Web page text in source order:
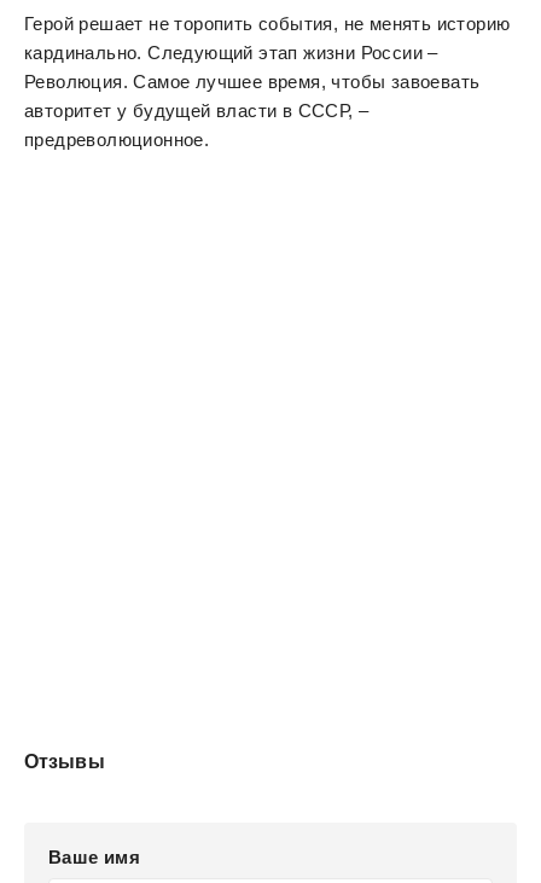
Герой решает не торопить события, не менять историю
кардинально. Следующий этап жизни России –
Революция. Самое лучшее время, чтобы завоевать
авторитет у будущей власти в СССР, –
предреволюционное.
Отзывы
Ваше имя